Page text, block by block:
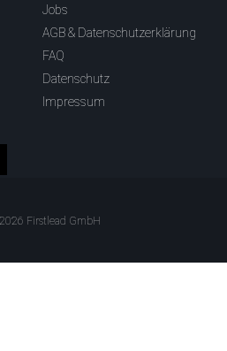
Jobs
AGB & Datenschutzerklärung
FAQ
Datenschutz
Impressum
Firstlead GmbH